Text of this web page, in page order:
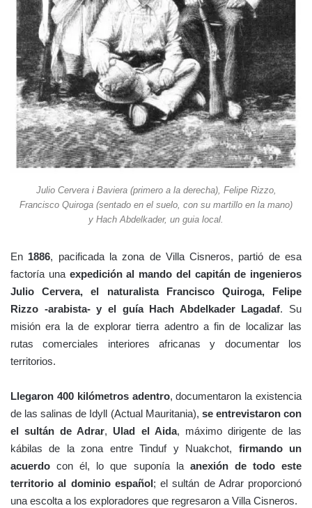
Julio Cervera i Baviera (primero a la derecha), Felipe Rizzo,
Francisco Quiroga (sentado en el suelo, con su martillo en la mano)
y Hach Abdelkader, un guia local.
En 1886, pacificada la zona de Villa Cisneros, partió de esa
factoría unaexpedición al mando del capitán de ingenieros
Julio Cervera, el naturalista Francisco Quiroga, Felipe
Rizzo -arabista- y el guía Hach Abdelkader Lagadaf. Su
misión era la de explorar tierra adentro a fin de localizar las
rutas comerciales interiores africanas y documentar los
territorios.
Llegaron 400 kilómetros adentro, documentaron la existencia
de las salinas de Idyll (Actual Mauritania), se entrevistaron con
el sultán de Adrar, Ulad el Aida, máximo dirigente de las
kábilas de la zona entre Tinduf y Nuakchot, firmando
un
acuerdo con él, lo que suponía la anexión de todo este
territorio al dominio español ; el sultán de Adrar proporcionó
una escolta a los exploradores que regresaron a Villa Cisneros.